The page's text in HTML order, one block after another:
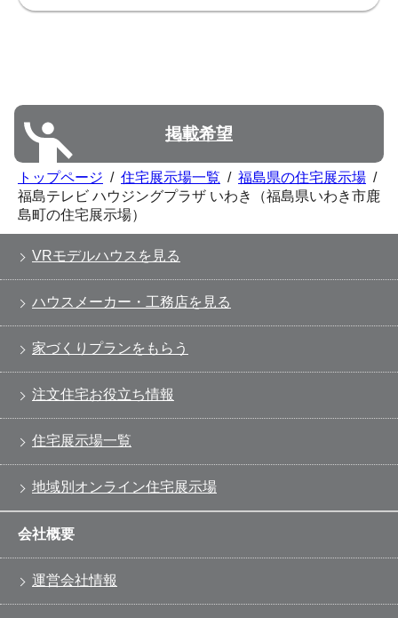
掲載希望
トップページ / 住宅展示場一覧 / 福島県の住宅展示場 /
福島テレビ ハウジングプラザ いわき（福島県いわき市鹿
島町の住宅展示場）
VRモデルハウスを見る
ハウスメーカー・工務店を見る
家づくりプランをもらう
注文住宅お役立ち情報
住宅展示場一覧
地域別オンライン住宅展示場
会社概要
運営会社情報